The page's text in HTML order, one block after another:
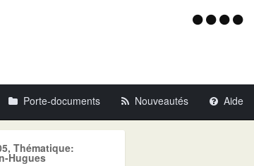
Menu
Porte-documents Nouveautés Aide
Thématique:
Hugues